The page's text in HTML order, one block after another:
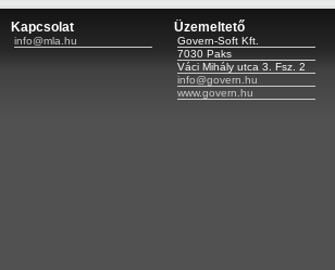
Kapcsolat
info@mla.hu
Üzemeltető
Govern-Soft Kft.
7030 Paks
Váci Mihály utca 3. Fsz. 2
info@govern.hu
www.govern.hu